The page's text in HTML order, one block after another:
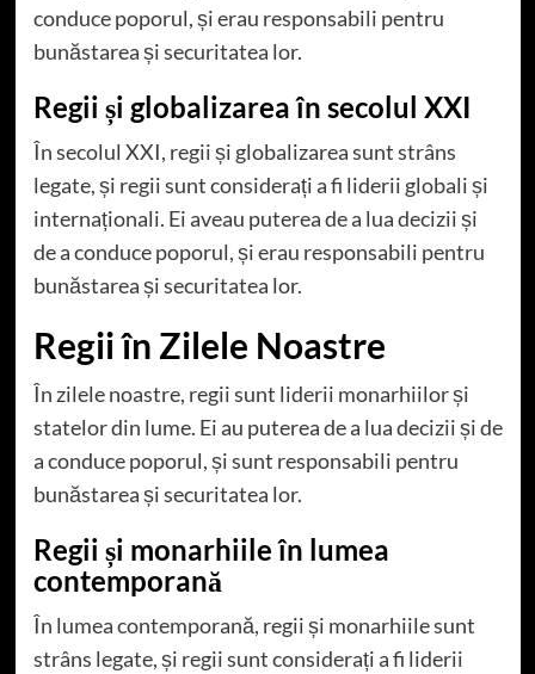
conduce poporul, și erau responsabili pentru
bunăstarea și securitatea lor.
Regii și globalizarea în secolul XXI
În secolul XXI, regii și globalizarea sunt strâns
legate, și regii sunt considerați a fi liderii globali și
internaționali. Ei aveau puterea de a lua decizii și
de a conduce poporul, și erau responsabili pentru
bunăstarea și securitatea lor.
Regii în Zilele Noastre
În zilele noastre, regii sunt liderii monarhiilor și
statelor din lume. Ei au puterea de a lua decizii și de
a conduce poporul, și sunt responsabili pentru
bunăstarea și securitatea lor.
Regii și monarhiile în lumea
contemporană
În lumea contemporană, regii și monarhiile sunt
strâns legate, și regii sunt considerați a fi liderii